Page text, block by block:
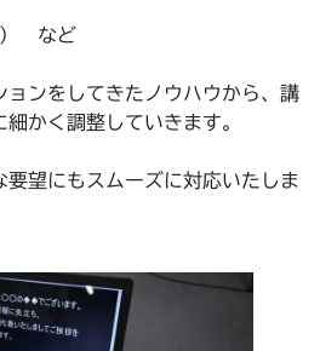
） など
ョンをしてきたノウハウから、講
かく調整していきます。
望にもスムーズに対応いたしま